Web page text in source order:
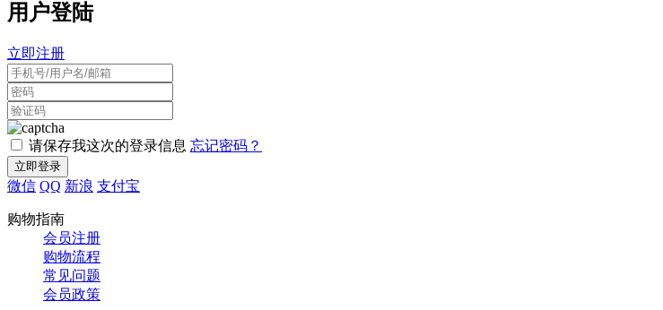
用户登陆
立即注册
请保存我这次的登录信息 忘记密码？
微信 QQ 新浪 支付宝
购物指南
会员注册
购物流程
常见问题
会员政策